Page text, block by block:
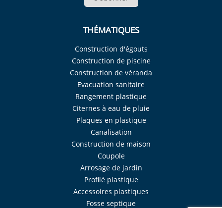
THÉMATIQUES
Construction d'égouts
Construction de piscine
Construction de véranda
Evacuation sanitaire
Rangement plastique
Citernes à eau de pluie
Plaques en plastique
Canalisation
Construction de maison
Coupole
Arrosage de jardin
Profilé plastique
Accessoires plastiques
Fosse septique